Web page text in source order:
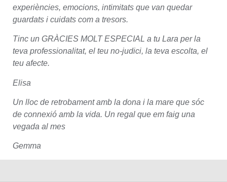
experiències, emocions, intimitats que van quedar
guardats i cuidats com a tresors.
Tinc un GRÀCIES MOLT ESPECIAL a tu Lara per la
teva professionalitat, el teu no-judici, la teva escolta, el
teu afecte.
Elisa
Un lloc de retrobament amb la dona i la mare que sóc
de connexió amb la vida. Un regal que em faig una
vegada al mes
Gemma